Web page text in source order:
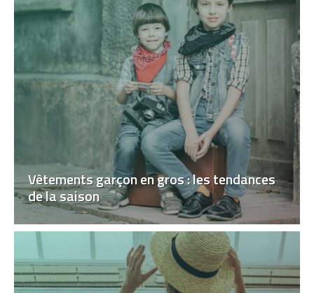
Vêtements garçon en gros : les tendances
de la saison